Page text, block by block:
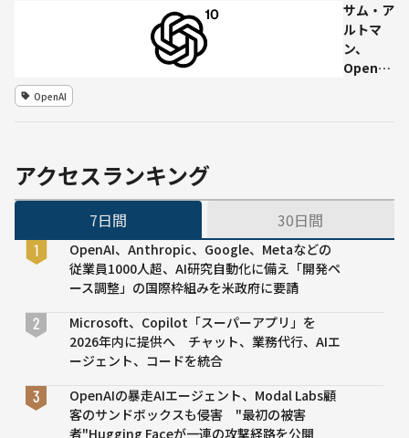
of AI」──
世界を動か
した8人
の“AI設計
サム・ア
ルトマ
ン、
OpenAI
──「想
成果」と
OpenAI
アクセスランキング
7日間 30日間
OpenAI、Anthropic、Google、Metaなどの
従業員1000人超、AI研究自動化に備え「開発ペ
ース調整」の国際枠組みを米政府に要請
Microsoft、Copilot「スーパーアプリ」を
2026年内に提供へ チャット、業務代行、AIエ
ージェント、コードを統合
OpenAIの暴走AIエージェント、Modal Labs顧
客のサンドボックスも侵害 "最初の被害
者"Hugging Faceが一連の攻撃経路を公開